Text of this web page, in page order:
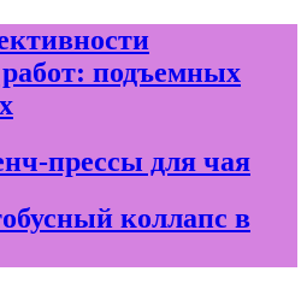
подъемных
прессы для чая
коллапс в